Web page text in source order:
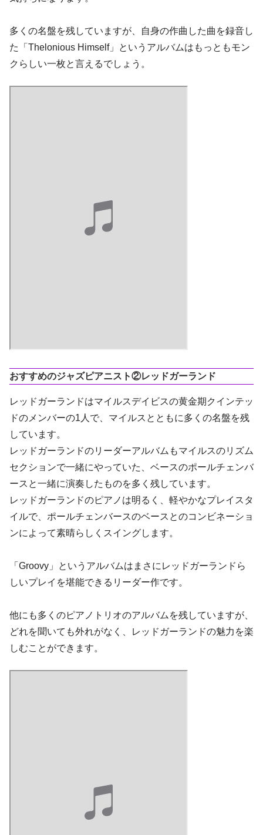
多くの名盤を残していますが、自身の作曲した曲を録音し
た「Thelonious Himself」というアルバムはもっともモン
クらしい一枚と言えるでしょう。
おすすめのジャズピアニスト②レッドガーランド
レッドガーランドはマイルスデイビスの黄金期クインテッ
ドのメンバーの1人で、マイルスとともに多くの名盤を残
しています。
レッドガーランドのリーダーアルバムもマイルスのリズム
セクションで一緒にやっていた、ベースのポールチェンバ
ースと一緒に演奏したものを多く残しています。
レッドガーランドのピアノは明るく、軽やかなプレイスタ
イルで、ポールチェンバースのベースとのコンビネーショ
ンによって素晴らしくスイングします。
「Groovy」というアルバムはまさにレッドガーランドら
しいプレイを堪能できるリーダー作です。
他にも多くのピアノトリオのアルバムを残していますが、
どれを聞いても外れがなく、レッドガーランドの魅力を楽
しむことができます。